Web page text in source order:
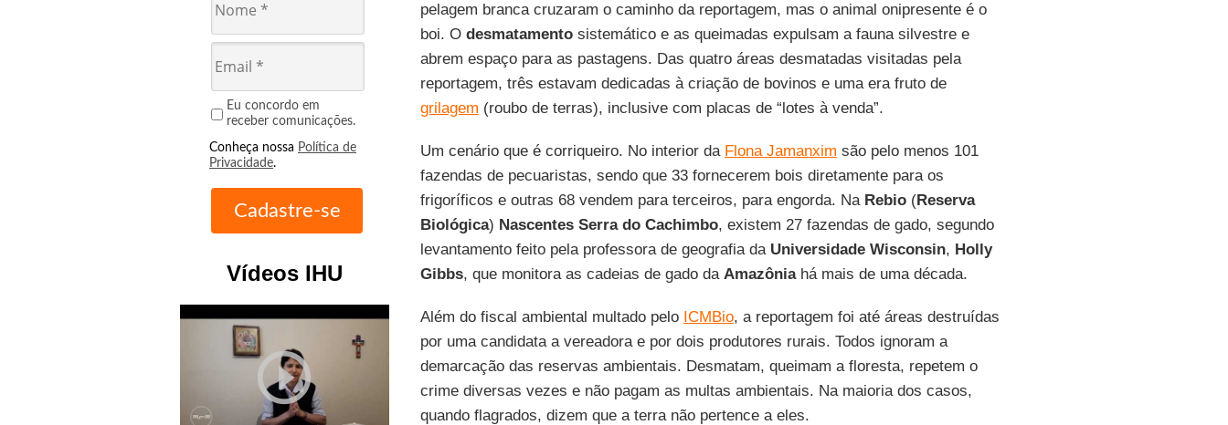
Eu concordo em
receber comunicações.
Conheça nossa Política de
Privacidade.
Vídeos IHU
play_circle_outline
pelagem branca cruzaram o caminho da reportagem, mas o animal onipresente é o
boi. O desmatamentosistemático e as queimadas expulsam a fauna silvestre e
abrem espaço para as pastagens. Das quatro áreas desmatadas visitadas pela
reportagem, três estavam dedicadas à criação de bovinos e uma era fruto de
grilagem (roubo de terras), inclusive com placas de “lotes à venda”.
Um cenário que é corriqueiro. No interior da Flona Jamanxim são pelo menos 101
fazendas de pecuaristas, sendo que 33 fornecerem bois diretamente para os
frigoríficos e outras 68 vendem para terceiros, para engorda. Na Rebio(Reserva
Biológica) Nascentes Serra do Cachimbo, existem 27 fazendas de gado, segundo
levantamento feito pela professora de geografia da Universidade Wisconsin, Holly
Gibbs, que monitora as cadeias de gado da Amazôniahá mais de uma década.
Além do fiscal ambiental multado pelo ICMBio, a reportagem foi até áreas destruídas
por uma candidata a vereadora e por dois produtores rurais. Todos ignoram a
demarcação das reservas ambientais. Desmatam, queimam a floresta, repetem o
crime diversas vezes e não pagam as multas ambientais. Na maioria dos casos,
quando flagrados, dizem que a terra não pertence a eles.